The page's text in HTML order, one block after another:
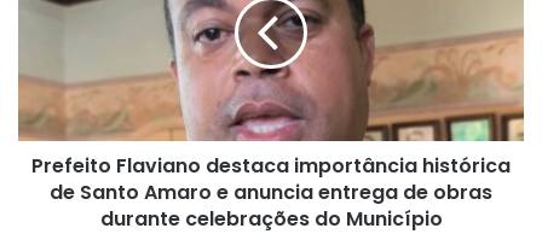
importância
Santo
Amaro
e
anuncia
entrega
Prefeito Flaviano destaca importância histórica
de Santo Amaro e anuncia entrega de obras
durante celebrações do Município